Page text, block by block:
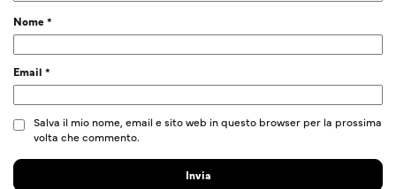
Nome*
Email *
Salva il mio nome, email e sito web in questo browser per la prossima
volta che commento.